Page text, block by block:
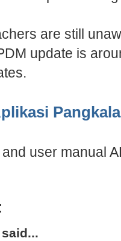
are still
update is
user manual